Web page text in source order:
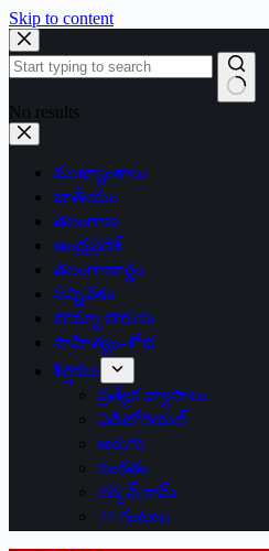
Skip to content
No results
ముఖ్యాంశాలు
జాతీయం
తెలంగాణ
ఆంధ్రప్రదేశ్
తెలంగాణార్థం
సన్నివేశం
బొమ్మా బొరుసు
సాహిత్యం-శోభ
శీర్షికలు
ప్రత్యేక వ్యాసాలు
ఎడిటోరియల్
అరుగు
సంకేతం
దక్కన్.కామ్
24 గంటలు